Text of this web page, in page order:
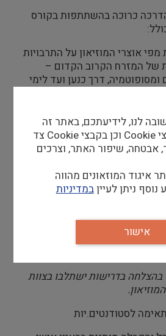
כרוכה בהשתתפות בקורס
אוצרי המוזיאון על התרבויות
של המזרח הקרוב הקדום –
דרך כנען ועד לימי
עמידה מול קהל, מתודות
תוכניות הפעלתיות
ההדרכה לקהלים מגוונים.
המוזיאון בתערוכת הקבע
מתחלפות.
בהצלחה בדרישות ישתלבו בצוות
לסטודנטים.יות
לנו, לידיעתכם, באתר זה
נעשה שימוש בקבצי Cookie וכן בקבצי Cookie צד
אבטחה, שיפור האתר, וצרכים
איגוד המוזאונים מהווה
ניתן לעייןבמדיניות
אישור